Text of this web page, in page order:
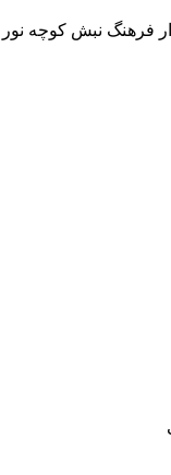
فرهنگ نبش کوچه نور